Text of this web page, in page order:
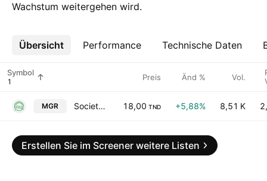
Wachstum weitergehen wird.
Übersicht Performance Technische Daten
Mehr
Symbol Preis Änd % Vol.
MGR Societe Tunisienne des Marches de Gros SA 18,00 TND +5,88% 8,51 K
Erstellen Sie im Screener weitere Listen